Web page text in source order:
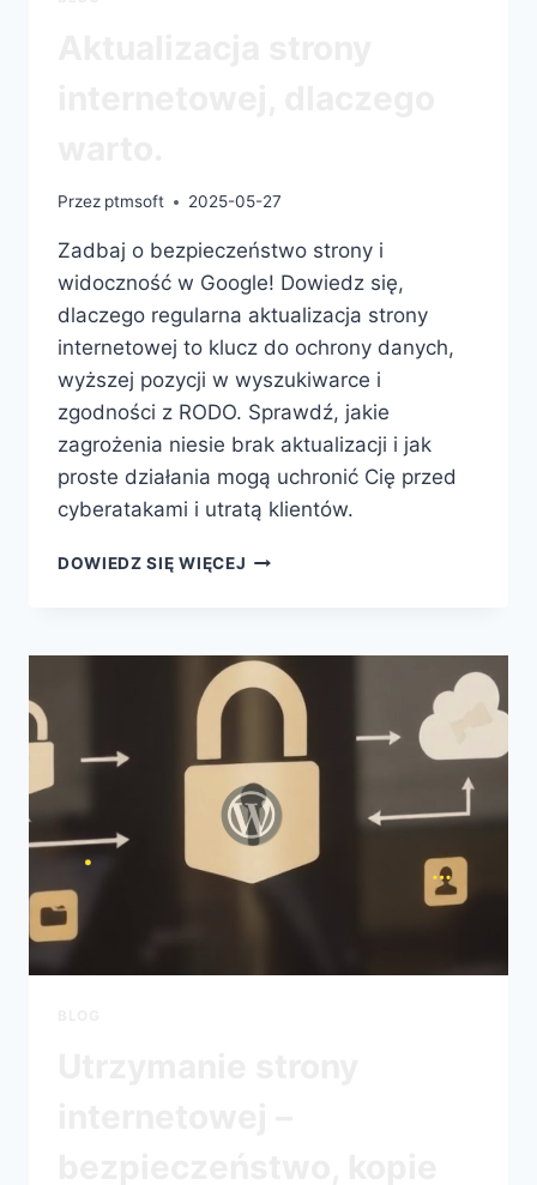
Przez ptmsoft 2025-05-27
Zadbaj o bezpieczeństwo strony i
widoczność w Google! Dowiedz się,
dlaczego regularna aktualizacja strony
internetowej to klucz do ochrony danych,
wyższej pozycji w wyszukiwarce i
zgodności z RODO. Sprawdź, jakie
zagrożenia niesie brak aktualizacji i jak
proste działania mogą uchronić Cię przed
cyberatakami i utratą klientów.
DOWIEDZ SIĘ WIĘCEJ